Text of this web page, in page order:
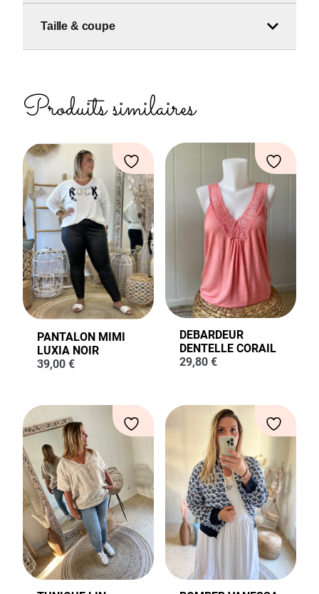
Taille & coupe
Produits similaires
PANTALON MIMI
LUXIA NOIR
39,00 €
DEBARDEUR
DENTELLE CORAIL
29,80 €